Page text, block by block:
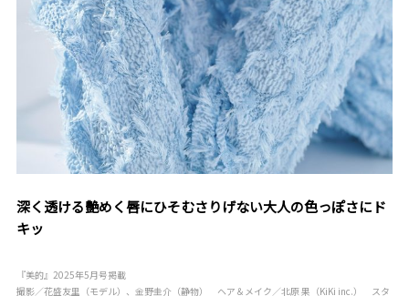
深く透ける艶めく唇にひそむさりげない大人の色っぽさにド
キッ
『美的』2025年5月号掲載
撮影／花盛友里（モデル）、金野圭介（静物） ヘア＆メイク／北原 果（KiKi inc.） スタ